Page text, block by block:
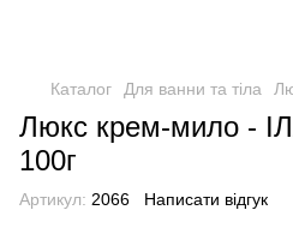
Каталог Для ванни та тіла
Люкс крем-мило -
100г
Артикул: 2066 Написати відгук